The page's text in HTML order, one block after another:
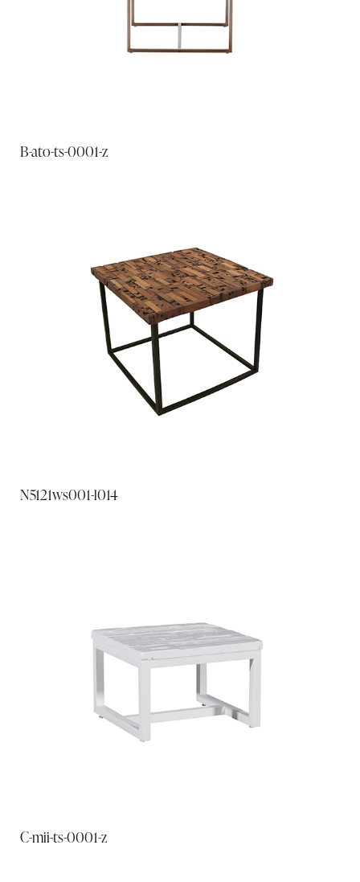
B-ato-ts-0001-z
N5121ws001-l014
C-mii-ts-0001-z